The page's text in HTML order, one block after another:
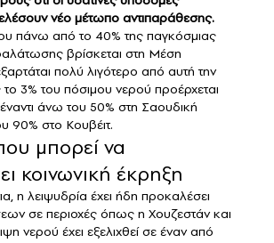
νέο μέτωπο αντιπαράθεσης.
πάνω από το 40% της παγκόσμιας
βρίσκεται στη Μέση
πολύ λιγότερο από αυτή την
3% του πόσιμου νερού προέρχεται
άνω του 50% στη Σαουδική
90% στο Κουβέιτ.
μπορεί να
κοινωνική έκρηξη
η λειψυδρία έχει ήδη προκαλέσει
σε περιοχές όπως η Χουζεστάν και
νερού έχει εξελιχθεί σε έναν από